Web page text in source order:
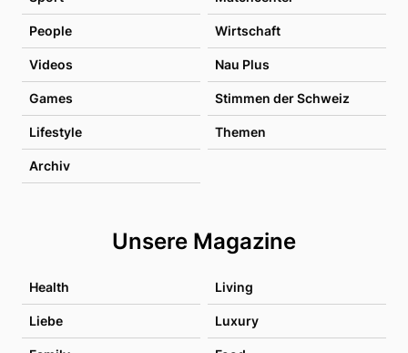
People Wirtschaft
Videos Nau Plus
Games Stimmen der Schweiz
Lifestyle Themen
Archiv
Unsere Magazine
Health Living
Liebe Luxury